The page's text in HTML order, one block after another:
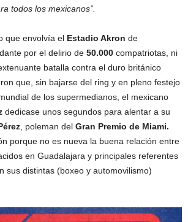
todos los mexicanos”.
que envolvía el Estadio Akron de
por el delirio de 50.000 compatriotas, ni
batalla contra el duro británico
que, sin bajarse del ring y en pleno festejo
de los supermedianos, el mexicano
dedicase unos segundos para alentar a su
, poleman del Gran Premio de Miami.
porque no es nueva la buena relación entre
en Guadalajara y principales referentes
sus distintas (boxeo y automovilismo)